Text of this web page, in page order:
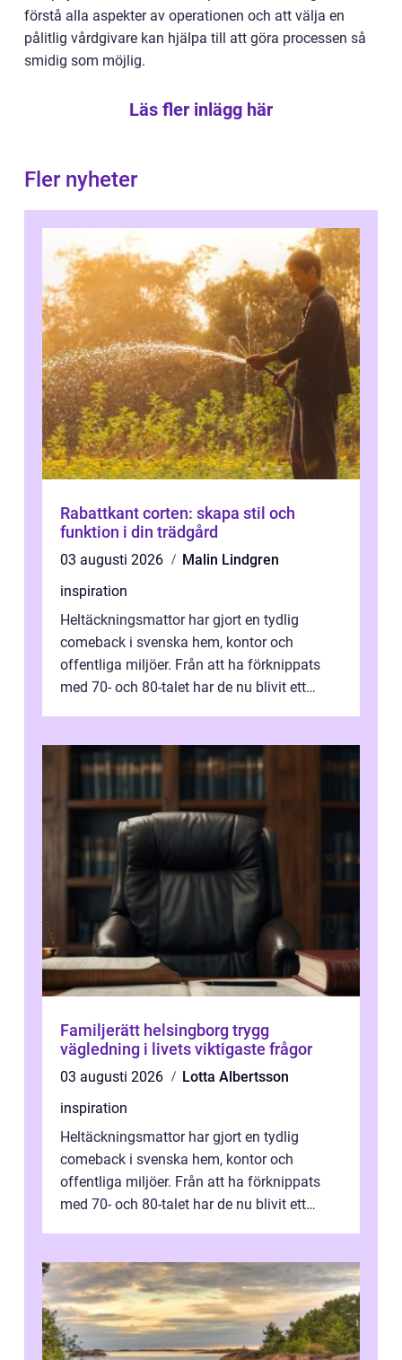
förstå alla aspekter av operationen och att välja en
pålitlig vårdgivare kan hjälpa till att göra processen så
smidig som möjlig.
Läs fler inlägg här
Fler nyheter
Rabattkant corten: skapa stil och
funktion i din trädgård
03 augusti 2026
Malin Lindgren
inspiration
Heltäckningsmattor har gjort en tydlig
comeback i svenska hem, kontor och
offentliga miljöer. Från att ha förknippats
med 70- och 80-talet har de nu blivit ett
Familjerätt helsingborg trygg
vägledning i livets viktigaste frågor
03 augusti 2026
Lotta Albertsson
inspiration
Heltäckningsmattor har gjort en tydlig
comeback i svenska hem, kontor och
offentliga miljöer. Från att ha förknippats
med 70- och 80-talet har de nu blivit ett